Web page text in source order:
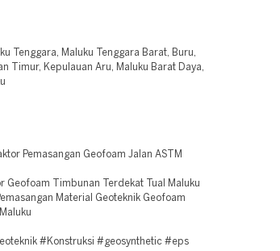
Tenggara, Maluku Tenggara Barat, Buru,
Timur, Kepulauan Aru, Maluku Barat Daya,
Pemasangan Geofoam Jalan ASTM
Geofoam Timbunan Terdekat Tual Maluku
Material Geoteknik Geofoam
#Konstruksi #geosynthetic #eps